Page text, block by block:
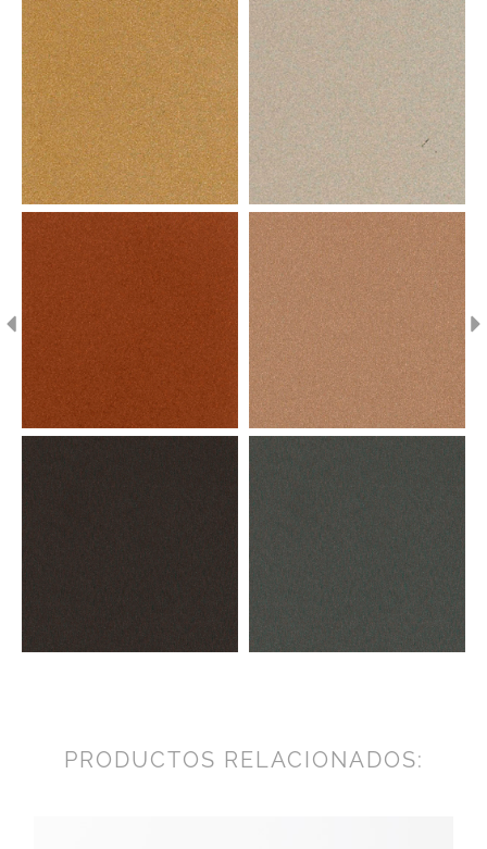
PRODUCTOS RELACIONADOS: